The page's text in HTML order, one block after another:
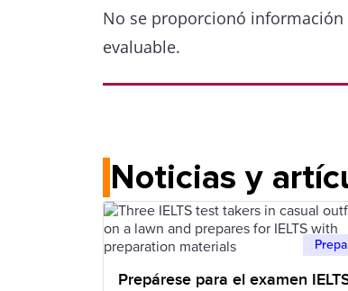
No se proporcionó información
evaluable.
Noticias y
Prepárese para el examen